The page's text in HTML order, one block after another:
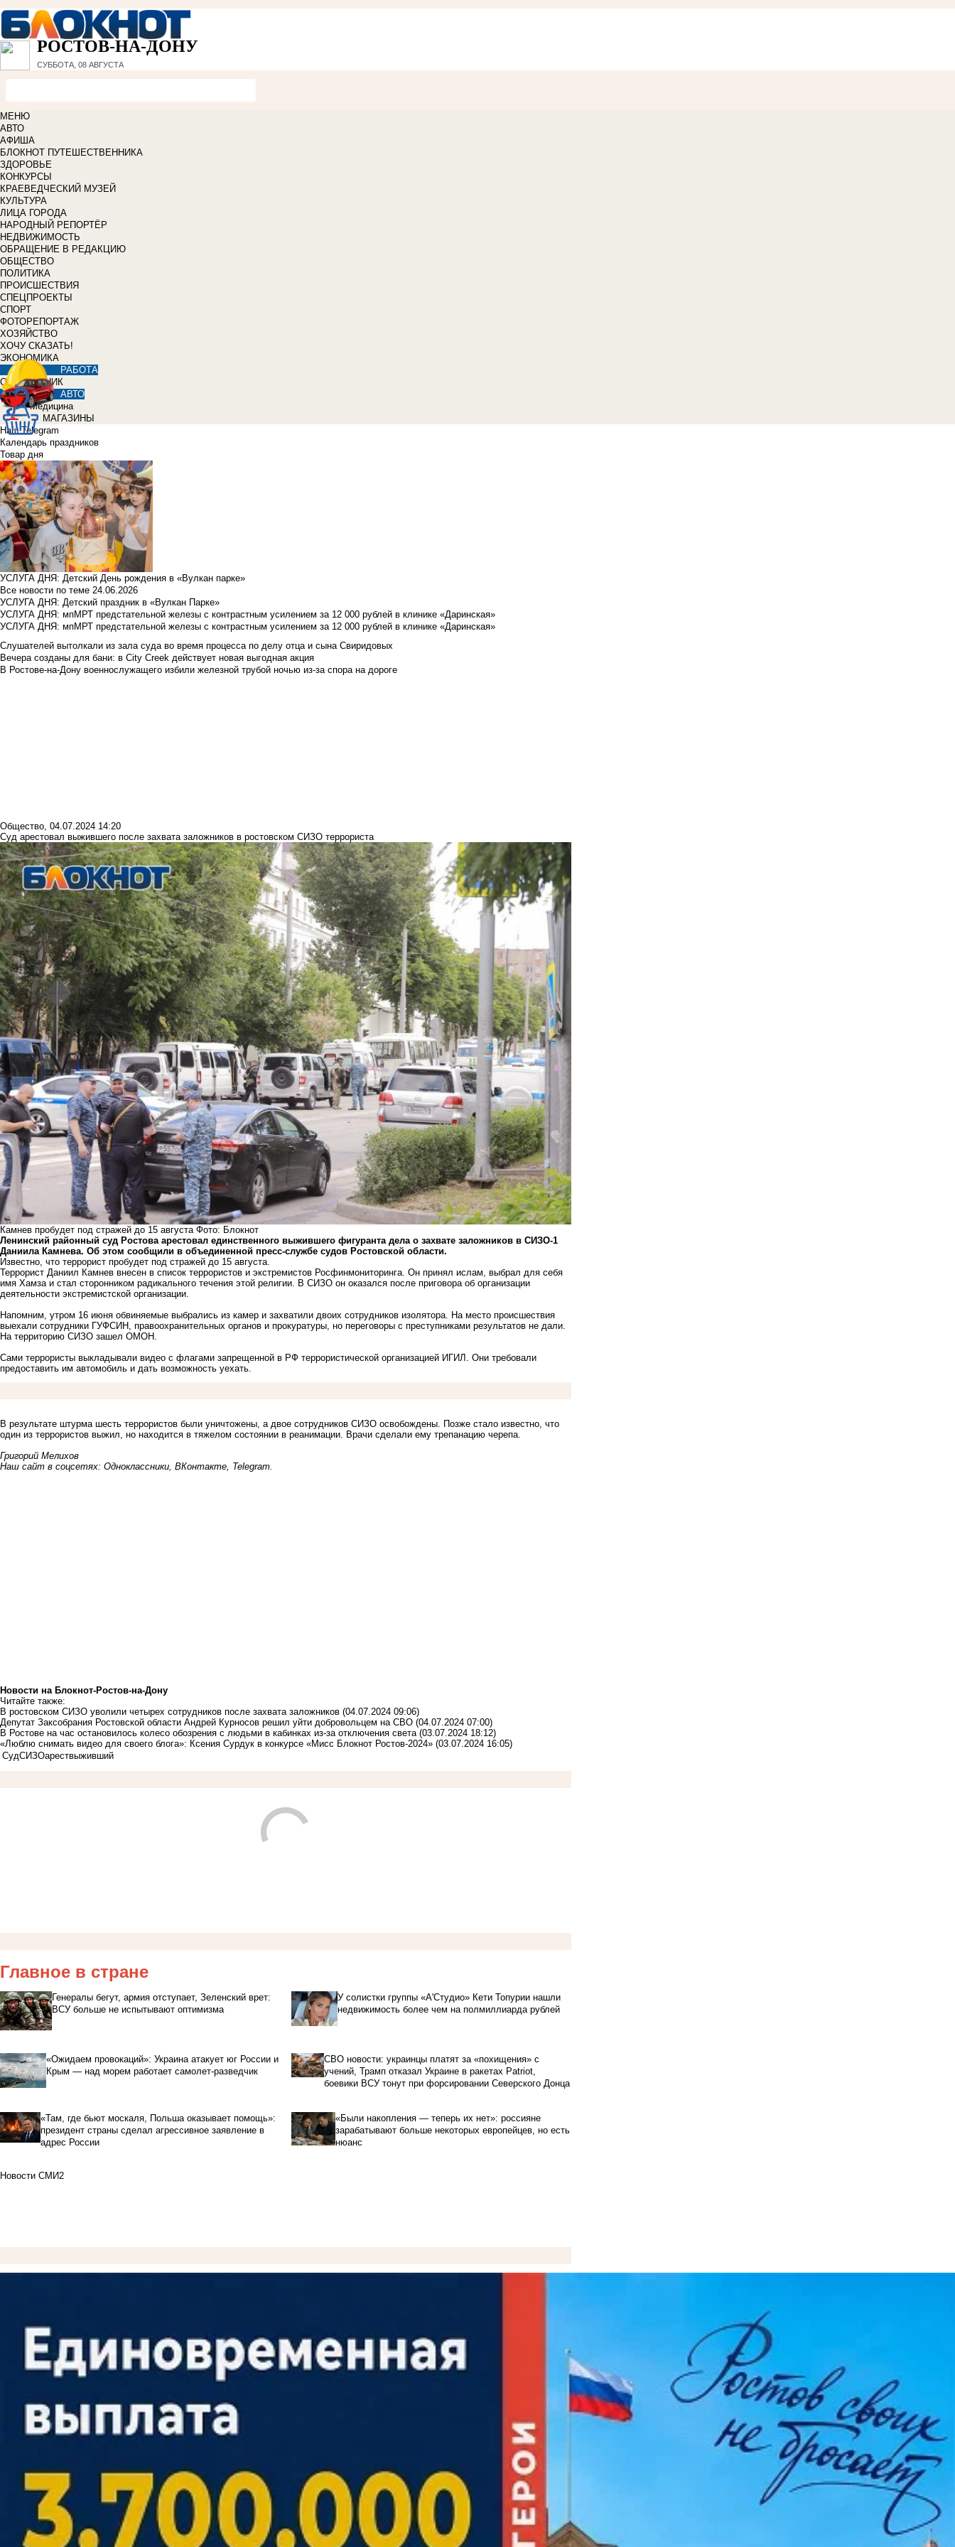
РОСТОВ-НА-ДОНУ
СУББОТА, 08 АВГУСТА
МЕНЮ
АВТО
АФИША
БЛОКНОТ ПУТЕШЕСТВЕННИКА
ЗДОРОВЬЕ
КОНКУРСЫ
КРАЕВЕДЧЕСКИЙ МУЗЕЙ
КУЛЬТУРА
ЛИЦА ГОРОДА
НАРОДНЫЙ РЕПОРТЁР
НЕДВИЖИМОСТЬ
ОБРАЩЕНИЕ В РЕДАКЦИЮ
ОБЩЕСТВО
ПОЛИТИКА
ПРОИСШЕСТВИЯ
СПЕЦПРОЕКТЫ
СПОРТ
ФОТОРЕПОРТАЖ
ХОЗЯЙСТВО
ХОЧУ СКАЗАТЬ!
ЭКОНОМИКА
РАБОТА
СПРАВОЧНИК
АВТО
Медицина
МАГАЗИНЫ
Наш Telegram
Календарь праздников
Товар дня
УСЛУГА ДНЯ: Детский День рождения в «Вулкан парке»
Все новости по теме 24.06.2026
УСЛУГА ДНЯ: Детский праздник в «Вулкан Парке»
УСЛУГА ДНЯ: мпМРТ предстательной железы с контрастным усилением за 12 000 рублей в клинике «Даринская»
УСЛУГА ДНЯ: мпМРТ предстательной железы с контрастным усилением за 12 000 рублей в клинике «Даринская»
Слушателей вытолкали из зала суда во время процесса по делу отца и сына Свиридовых
Вечера созданы для бани: в City Creek действует новая выгодная акция
В Ростове-на-Дону военнослужащего избили железной трубой ночью из-за спора на дороге
Общество, 04.07.2024 14:20
Суд арестовал выжившего после захвата заложников в ростовском СИЗО террориста
Камнев пробудет под стражей до 15 августа Фото: Блокнот
Ленинский районный суд Ростова арестовал единственного выжившего фигуранта дела о захвате заложников в СИЗО-1
Даниила Камнева. Об этом сообщили в объединенной пресс-службе судов Ростовской области.
Известно, что террорист пробудет под стражей до 15 августа.
Террорист Даниил Камнев внесен в список террористов и экстремистов Росфинмониторинга. Он принял ислам, выбрал для себя
имя Хамза и стал сторонником радикального течения этой религии. В СИЗО он оказался после приговора об организации
деятельности экстремистской организации.
Напомним, утром 16 июня обвиняемые выбрались из камер и захватили двоих сотрудников изолятора. На место происшествия
выехали сотрудники ГУФСИН, правоохранительных органов и прокуратуры, но переговоры с преступниками результатов не дали.
На территорию СИЗО зашел ОМОН.
Сами террористы выкладывали видео с флагами запрещенной в РФ террористической организацией ИГИЛ. Они требовали
предоставить им автомобиль и дать возможность уехать.
В результате штурма шесть террористов были уничтожены, а двое сотрудников СИЗО освобождены. Позже стало известно , что
один из террористов выжил, но находится в тяжелом состоянии в реанимации. Врачи сделали ему трепанацию черепа.
Григорий Мелихов
Наш сайт в соцсетях: Одноклассники ВКонтакте Telegram
Новости на Блoкнoт-Ростов-на-Дону
Читайте также:
В ростовском СИЗО уволили четырех сотрудников после захвата заложников (04.07.2024 09:06)
Депутат Заксобрания Ростовской области Андрей Курносов решил уйти добровольцем на СВО (04.07.2024 07:00)
В Ростове на час остановилось колесо обозрения с людьми в кабинках из-за отключения света (03.07.2024 18:12)
«Люблю снимать видео для своего блога»: Ксения Сурдук в конкурсе «Мисс Блокнот Ростов-2024» (03.07.2024 16:05)
СудСИЗОарествыживший
Главное в стране
Генералы бегут, армия отступает, Зеленский врет:
ВСУ больше не испытывают оптимизма
У солистки группы «А'Студио» Кети Топурии нашли
недвижимость более чем на полмиллиарда рублей
«Ожидаем провокаций»: Украина атакует юг России и
Крым — над морем работает самолет-разведчик
СВО новости: украинцы платят за «похищения» с
учений, Трамп отказал Украине в ракетах Patriot,
боевики ВСУ тонут при форсировании Северского Донца
«Там, где бьют москаля, Польша оказывает помощь»:
президент страны сделал агрессивное заявление в
адрес России
«Были накопления — теперь их нет»: россияне
зарабатывают больше некоторых европейцев, но есть
нюанс
Новости СМИ2